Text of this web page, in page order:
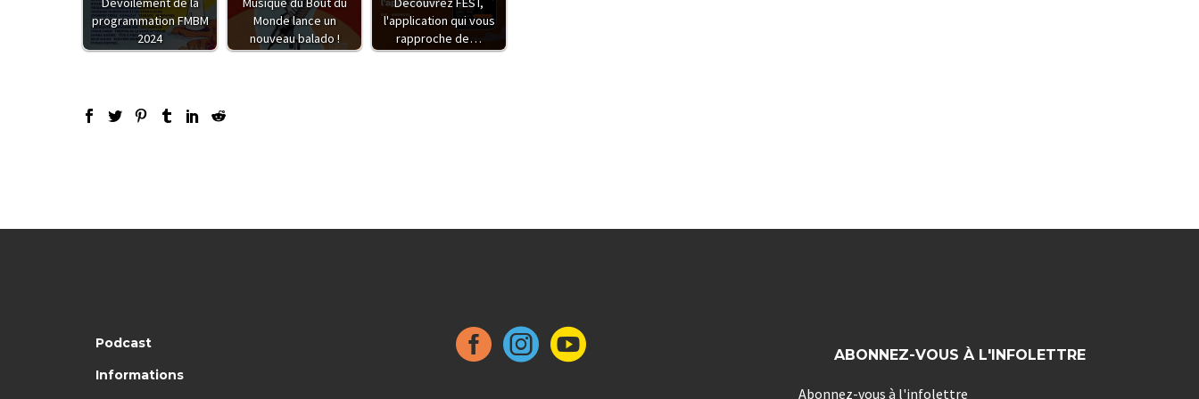
programmation FMBM
2024
Monde lance un
nouveau balado !
l'application qui vous
rapproche de…
Podcast
Informations
ABONNEZ-VOUS À L'INFOLETTRE
Abonnez-vous à l'infolettre